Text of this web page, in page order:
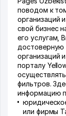
поводом к
организаций
свой бизнес
его услугам,
достоверную
организаций
порталу
фильтров.
информацию
или фирмы